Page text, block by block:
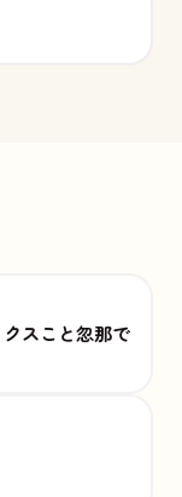
スこと忽那で